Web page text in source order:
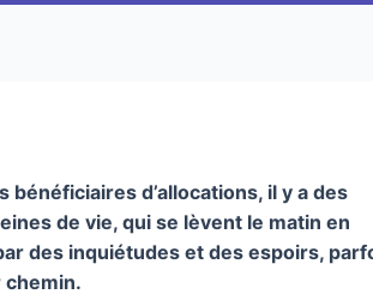
d’allocations, il y a des
de vie, qui se lèvent le matin en
des inquiétudes et des espoirs,
chemin.